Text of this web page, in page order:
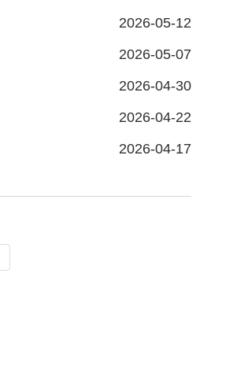
2026-05-12
2026-05-07
2026-04-30
2026-04-22
2026-04-17